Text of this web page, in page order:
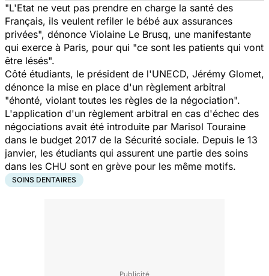
"L'Etat ne veut pas prendre en charge la santé des
Français, ils veulent refiler le bébé aux assurances
privées", dénonce Violaine Le Brusq, une manifestante
qui exerce à Paris, pour qui "ce sont les patients qui vont
être lésés".
Côté étudiants, le président de l'UNECD, Jérémy Glomet,
dénonce la mise en place d'un règlement arbitral
"éhonté, violant toutes les règles de la négociation".
L'application d'un règlement arbitral en cas d'échec des
négociations avait été introduite par Marisol Touraine
dans le budget 2017 de la Sécurité sociale. Depuis le 13
janvier, les étudiants qui assurent une partie des soins
dans les CHU sont en grève pour les même motifs.
SOINS DENTAIRES